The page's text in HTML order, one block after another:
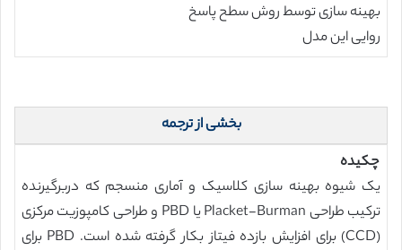
بهینه سازی توسط روش سطح پاسخ
روایی این مدل
بخشی از ترجمه
چکیده
یک شیوه بهینه سازی کلاسیک و آماری منسجم که دربرگیرنده
ترکیب طراحی Placket-Burman یا PBD و طراحی کامپوزیت مرکزی
(CCD) برای افزایش بازده فیتاز بکار گرفته شده است. PBD برای